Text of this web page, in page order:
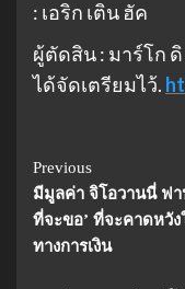
: เอริก เติน ฮัค
ผู้ตัดสิน : มาร์โก ดิ
ได้จัดเตรียมไว้.
Continue
Reading
Previous
มีมูลค่า จิโอวานนี่ ฟา
ที่จะขอ’ ที่จะคาดหวั
ทางการเงิน